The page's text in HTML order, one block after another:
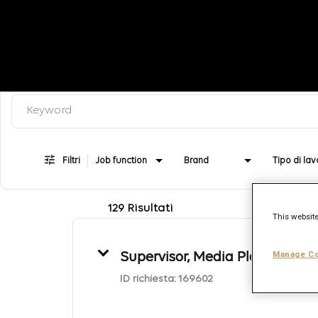
Job Search Page
Filtri Job function Brand Tipo di
129 Risultati
Supervisor, Media Planning
ID richiesta: 169602
This
Manage